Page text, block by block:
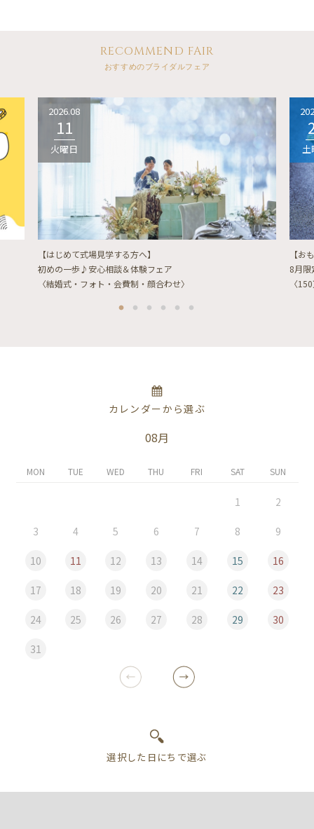
RECOMMEND FAIR
おすすめのブライダルフェア
2026.08
11
火曜日
【はじめて式場見学する方へ】
初めの一歩♪安心相談＆体験フェア
〈結婚式・フォト・会費制・顔合わせ〉
土
【お
8月限
〈
カレンダーから選ぶ
08月
MON TUE WED THU FRI SAT SUN
1 2
3 4 5 6 7 8 9
10 11 12 13 14 15 16
17 18 19 20 21 22 23
24 25 26 27 28 29 30
31